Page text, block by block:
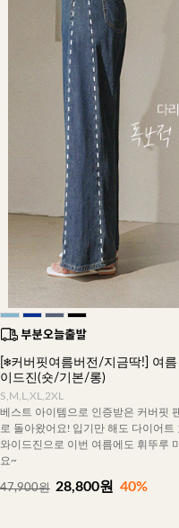
[❄️커버핏여름버전/지금딱!] 여
이드진(숏/기본/롱)
S,M,L,XL,2XL
베스트 아이템으로 인증받은 커버핏
로 돌아왔어요! 입기만 해도 다이어트
와이드진으로 이번 여름에도 휘뚜루
요~
47,900원 28,800원 40%